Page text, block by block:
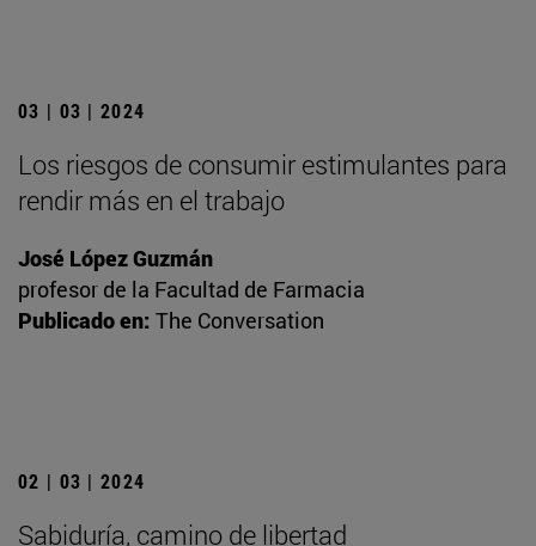
03 | 03 | 2024
Los riesgos de consumir estimulantes para
rendir más en el trabajo
José López Guzmán
profesor de la Facultad de Farmacia
Publicado en: The Conversation
02 | 03 | 2024
Sabiduría, camino de libertad